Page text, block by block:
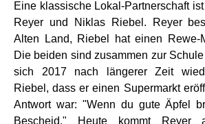
Eine klassische Lokal-Partnerschaft
Reyer und Niklas Riebel. Reyer
Alten Land, Riebel hat einen Rewe-
Die beiden sind zusammen zur
sich 2017 nach längerer Zeit
Riebel, dass er einen Supermarkt
Antwort war: "Wenn du gute Äpfel
Bescheid." Heute kommt Reyer